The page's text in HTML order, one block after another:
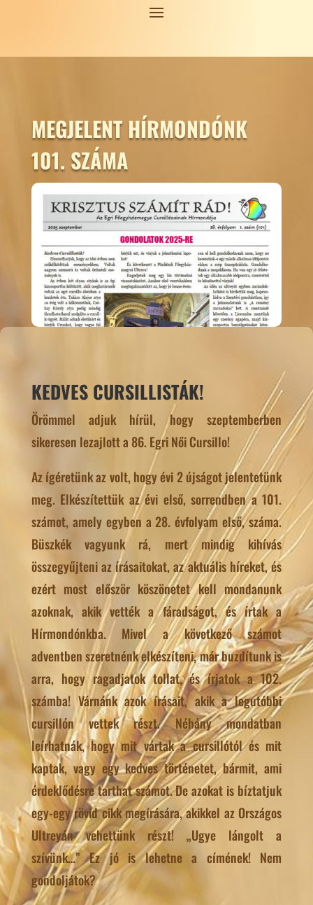
MEGJELENT HÍRMONDÓNK
101. SZÁMA
KEDVES CURSILLISTÁK!
Örömmel adjuk hírül, hogy szeptemberben
sikeresen lezajlott a 86. Egri Női Cursillo!
Az ígéretünk az volt, hogy évi 2 újságot jelentetünk
meg. Elkészítettük az évi első, sorrendben a 101.
számot, amely egyben a 28. évfolyam első, száma.
Büszkék vagyunk rá, mert mindig kihívás
összegyűjteni az írásaitokat, az aktuális híreket, és
ezért most először köszönetet kell mondanunk
azoknak, akik vették a fáradságot, és írtak a
Hírmondónkba. Mivel a következő számot
adventben szeretnénk elkészíteni, már buzdítunk is
arra, hogy ragadjatok tollat, és írjatok a 102.
számba! Várnánk azok írásait, akik a legutóbbi
cursillón vettek részt. Néhány mondatban
leírhatnák, hogy mit vártak a cursillótól és mit
kaptak, vagy egy kedves történetet, bármit, ami
érdeklődésre tarthat számot. De azokat is bíztatjuk
egy-egy rövid cikk megírására, akikkel az Országos
Ultreyán vehettünk részt! „Ugye lángolt a
szívünk…” Ez jó is lehetne a címének! Nem
gondoljátok?